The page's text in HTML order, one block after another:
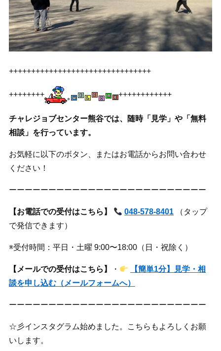
++++++++++++++++++++++++++++++++
++++++++ ++++++++++++
チャレジョブセンター熊谷では、随時「見学」や「無料
相談」を行っています。
お気軽に以下のボタン、またはお電話からお問い合わせ
ください！
ーーーーーーーーーーーーーーーーーーーーーーーーー
【お電話での受付はこちら】 048-578-8401 （タップ
で発信できます）
※受付時間：平日・土曜 9:00〜18:00（日・祝除く）
【メールでの受付はこちら】 ・
【簡単1分】見学・相
談を申し込む（メールフォームへ）
ーーーーーーーーーーーーーーーーーーーーーーーーー
☆彡インスタグラム始めました。こちらもよろしくお願
いします。